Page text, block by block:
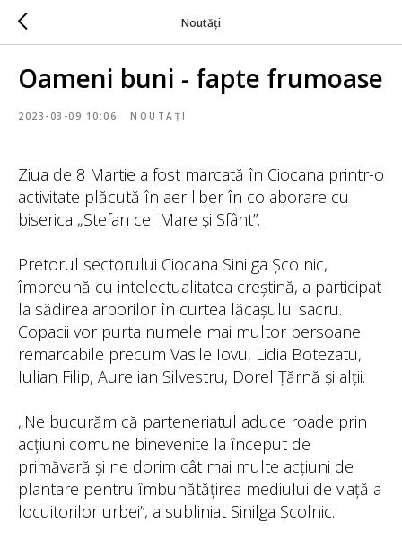
Noutăți
Oameni buni - fapte frumoase
2023-03-09 10:06 NOUTAȚI
Ziua de 8 Martie a fost marcată în Ciocana printr-o
activitate plăcută în aer liber în colaborare cu
biserica „Stefan cel Mare și Sfânt”.
Pretorul sectorului Ciocana Sinilga Școlnic,
împreună cu intelectualitatea creștină, a participat
la sădirea arborilor în curtea lăcașului sacru.
Copacii vor purta numele mai multor persoane
remarcabile precum Vasile Iovu, Lidia Botezatu,
Iulian Filip, Aurelian Silvestru, Dorel Țărnă și alții.
„Ne bucurăm că parteneriatul aduce roade prin
acțiuni comune binevenite la început de
primăvară și ne dorim cât mai multe acțiuni de
plantare pentru îmbunătățirea mediului de viață a
locuitorilor urbei”, a subliniat Sinilga Școlnic.